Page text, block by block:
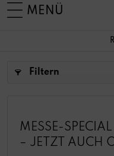
MENÜ
Filtern
MESSE-
– JETZT AUCH